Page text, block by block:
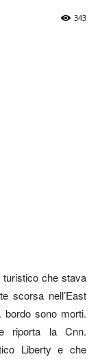
343
che stava
scorsa nell’East
sono morti.
riporta la Cnn.
Liberty e che